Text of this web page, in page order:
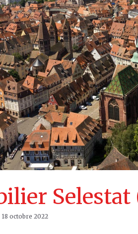
Selestat
18 octobre 2022